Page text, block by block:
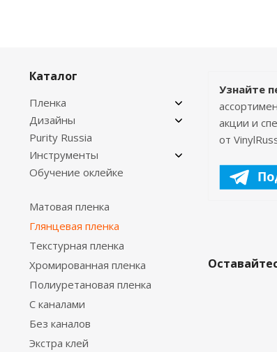
Каталог
Пленка
Дизайны
Purity Russia
Инструменты
Обучение оклейке
Матовая пленка
Глянцевая пленка
Текстурная пленка
Хромированная пленка
Полиуретановая пленка
С каналами
Без каналов
Экстра клей
Узнайте
акции и
от